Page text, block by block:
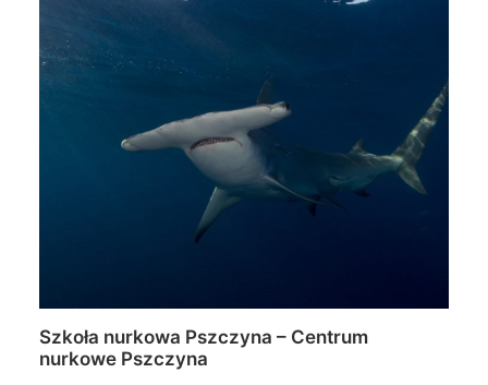
Szkoła nurkowa Pszczyna – Centrum
nurkowe Pszczyna